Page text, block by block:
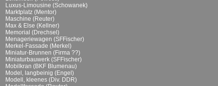
Luxus-Limousine (Schowanek)
Marktplatz (Mentor)
Maschine (Reuter)
Max & Else (Kellner)
Memorial (Drechsel)
Menageriewagen (SFFischer)
Merkel-Fassade (Merkel)
Miniatur-Brunnen (Firma ??)
Miniaturbauwerk (SFFischer)
Mobilkran (BKF Blumenau)
Model, langbeinig (Engel)
Modell, kleenes (Div. DDR)